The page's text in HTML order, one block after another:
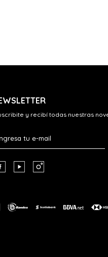
y recibí todas nuestras
 